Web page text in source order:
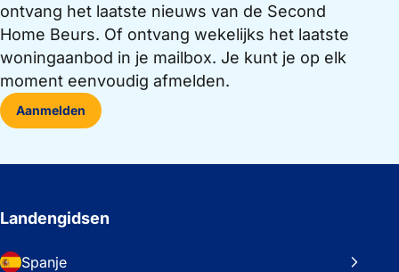
ontvang het laatste nieuws van de Second
Home Beurs. Of ontvang wekelijks het laatste
woningaanbod in je mailbox. Je kunt je op elk
moment eenvoudig afmelden.
Aanmelden
Landengidsen
Spanje